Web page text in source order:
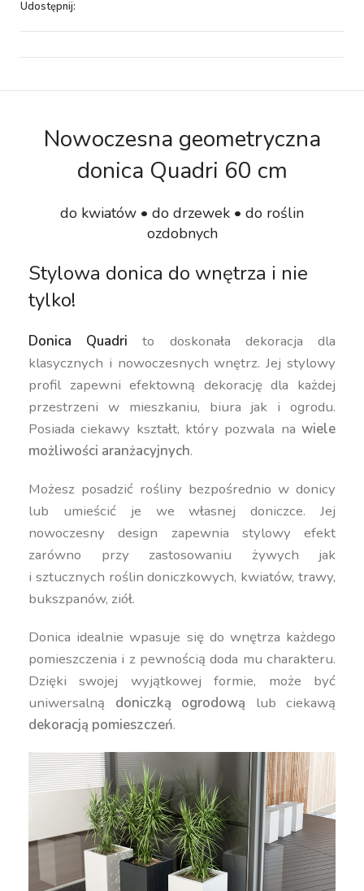
Udostępnij:
Nowoczesna geometryczna
donica Quadri 60 cm
do kwiatów • do drzewek • do roślin
ozdobnych
Stylowa donica do wnętrza i nie
tylko!
Donica Quadrito doskonała dekoracja dla
klasycznych i nowoczesnych wnętrz. Jej stylowy
profil zapewni efektowną dekorację dla każdej
przestrzeni w mieszkaniu, biura jak i ogrodu.
Posiada ciekawy kształt, który pozwala na wiele
możliwości aranżacyjnych.
Możesz posadzić rośliny bezpośrednio w donicy
lub umieścić je we własnej doniczce. Jej
nowoczesny design zapewnia stylowy efekt
zarówno przy zastosowaniu żywych jak
i sztucznych roślin doniczkowych, kwiatów, trawy,
bukszpanów, ziół.
Donica idealnie wpasuje się do wnętrza każdego
pomieszczenia i z pewnością doda mu charakteru.
Dzięki swojej wyjątkowej formie, może być
uniwersalną doniczką ogrodową lub ciekawą
dekoracją pomieszczeń.